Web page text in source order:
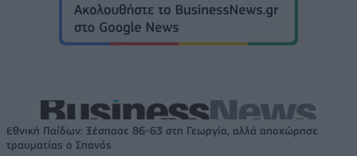
Εθνική Παίδων: Ξέσπασε 86-63 στη Γεωργία, αλλά αποχώρησε
τραυματίας ο Σπανός